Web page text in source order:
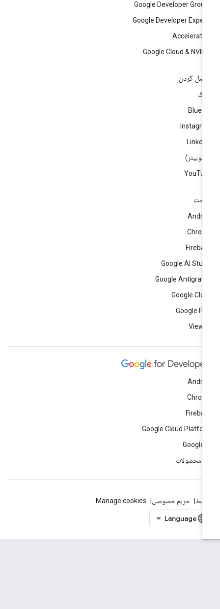
Google Developer
Google Developer
Google Cloud &
کردن
Google AI
Google
Google
Google
View
Google Cloud
Google
محصولات
حریم خصوصی Manage cookies